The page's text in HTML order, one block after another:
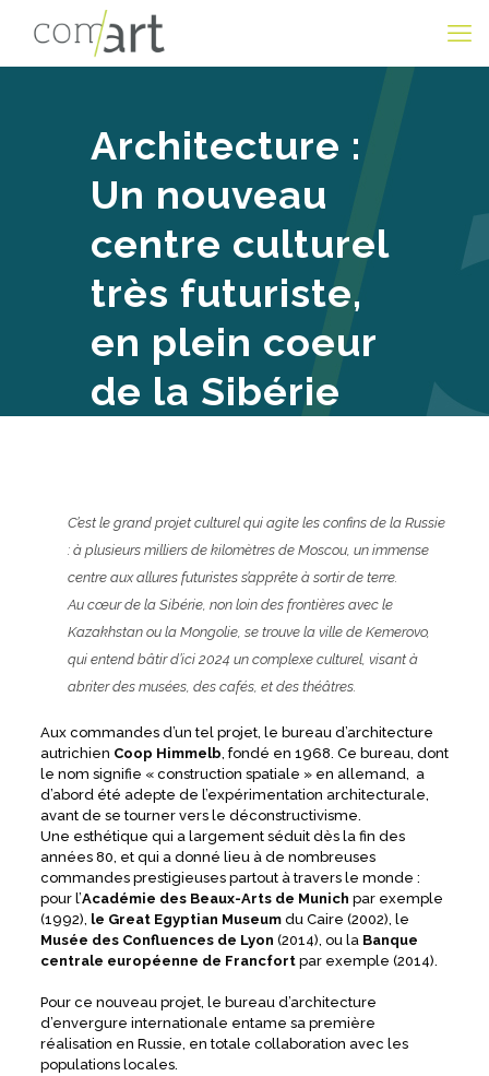
Architecture :
Un nouveau
centre culturel
très futuriste,
en plein coeur
de la Sibérie
C’est le grand projet culturel qui agite les confins de la Russie
: à plusieurs milliers de kilomètres de Moscou, un immense
centre aux allures futuristes s’apprête à sortir de terre.
Au cœur de la Sibérie, non loin des frontières avec le
Kazakhstan ou la Mongolie, se trouve la ville de Kemerovo,
qui entend bâtir d’ici 2024 un complexe culturel, visant à
abriter des musées, des cafés, et des théâtres.
Aux commandes d’un tel projet, le bureau d’architecture
autrichien Coop Himmelb, fondé en 1968. Ce bureau, dont
le nom signifie « construction spatiale » en allemand, a
d’abord été adepte de l’expérimentation architecturale,
avant de se tourner vers le déconstructivisme.
Une esthétique qui a largement séduit dès la fin des
années 80, et qui a donné lieu à de nombreuses
commandes prestigieuses partout à travers le monde :
pour l’Académie des Beaux-Arts de Munich par exemple
(1992), le Great Egyptian Museumdu Caire (2002), le
Musée des Confluences de Lyon (2014), ou la Banque
centrale européenne de Francfortpar exemple (2014).
Pour ce nouveau projet, le bureau d’architecture
d’envergure internationale entame sa première
réalisation en Russie, en totale collaboration avec les
populations locales.